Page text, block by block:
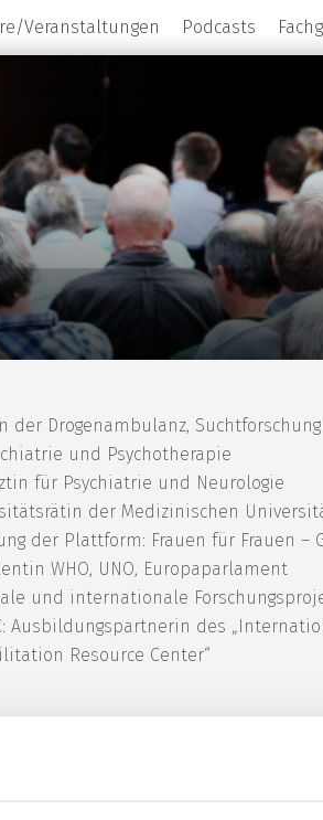
Veranstaltungen Podcasts
der Drogenambulanz,
und Psychotherapie
für Psychiatrie und Neurologie
der Medizinischen
der Plattform: Frauen für Frauen
WHO, UNO, Europaparlament
und internationale
Ausbildungspartnerin des
Resource Center“